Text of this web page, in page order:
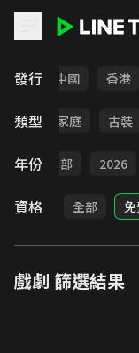
發行
韓國 中國 香港
類型
校園 家庭 古裝
年份 全部 2026
資格 全部 免
戲劇 篩選結果